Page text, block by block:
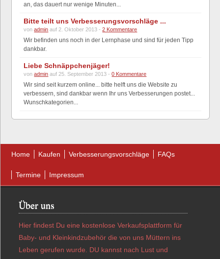
an, das dauert nur wenige Minuten...
Bitte teilt uns Verbesserungsvorschläge ...
vonadmin auf 2. Oktober 2013 -2 Kommentare
Wir befinden uns noch in der Lernphase und sind für jeden Tipp
dankbar.
Liebe Schnäppchenjäger!
vonadmin auf 25. September 2013 -0 Kommentare
Wir sind seit kurzem online... bitte helft uns die Website zu
verbessern, sind dankbar wenn Ihr uns Verbesserungen postet...
Wunschkategorien...
Home Kaufen Verbesserungsvorschläge FAQs
Termine Impressum
Über uns
Hier findest Du eine kostenlose Verkaufsplattform für
Baby- und Kleinkindzubehör die von uns Müttern ins
Leben gerufen wurde. DU kannst nach Lust und